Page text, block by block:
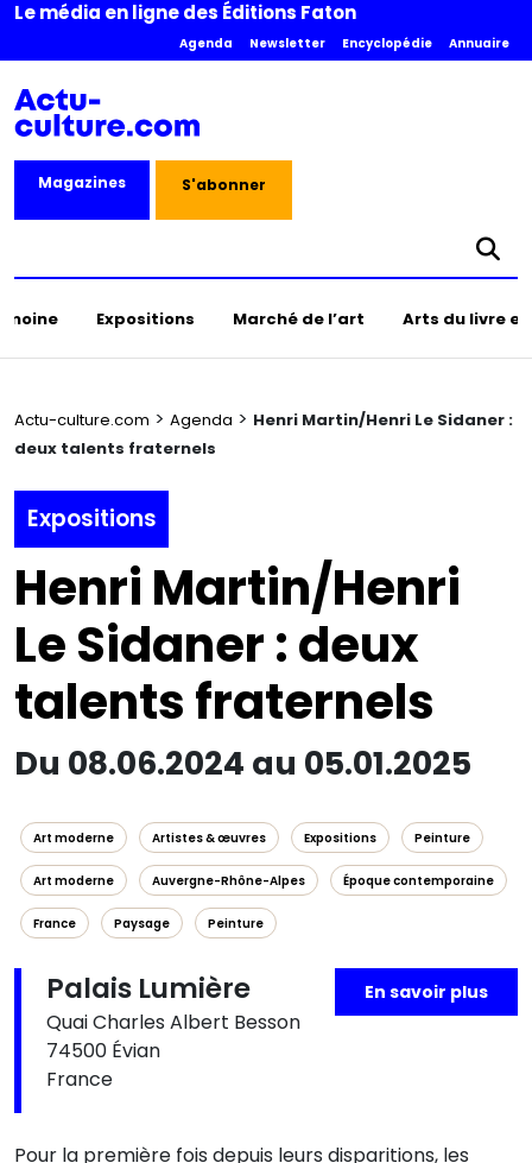
Le média en ligne des Éditions Faton
Agenda Newsletter Encyclopédie Annuaire
Magazines S'abonner
Expositions Marché de l’art Arts du livre
Actu-culture.com > Agenda > Henri Martin/Henri Le Sidaner :
deux talents fraternels
Expositions
Henri Martin/Henri
Le Sidaner : deux
talents fraternels
Du 08.06.2024 au 05.01.2025
Art moderne Artistes & œuvres Expositions Peinture
Art moderne Auvergne-Rhône-Alpes Époque contemporaine
France Paysage Peinture
Palais Lumière
Quai Charles Albert Besson
74500 Évian
France
En savoir plus
Pour la première fois depuis leurs disparitions, les